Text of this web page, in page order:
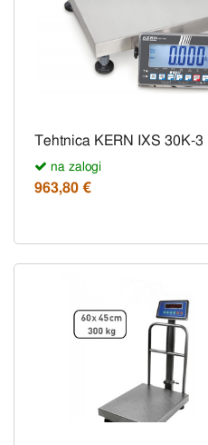
Tehtnica KERN IXS 30K-3
na zalogi
963,80 €